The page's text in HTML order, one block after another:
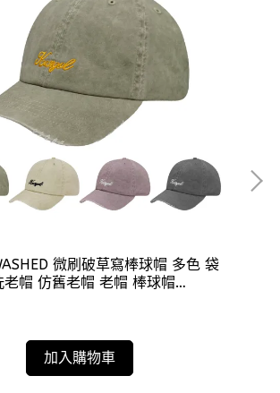
微刷破草寫棒球帽 多色 袋
老帽 仿舊老帽 老帽 棒球帽
加入購物車